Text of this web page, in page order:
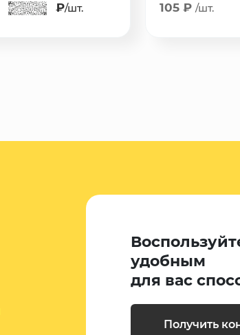
₽/шт. 105 ₽ /шт.
удобным
для вас
Получить